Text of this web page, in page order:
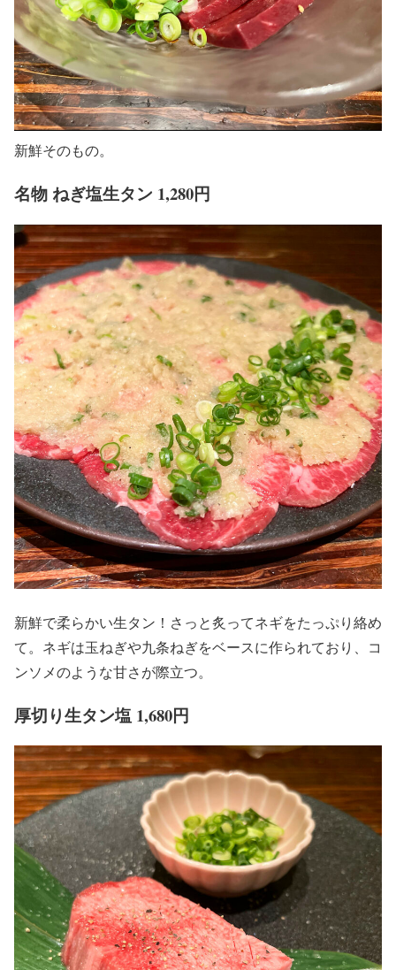
新鮮そのもの。
名物 ねぎ塩生タン 1,280円
新鮮で柔らかい生タン！さっと炙ってネギをたっぷり絡め
て。ネギは玉ねぎや九条ねぎをベースに作られており、コ
ンソメのような甘さが際立つ。
厚切り生タン塩 1,680円